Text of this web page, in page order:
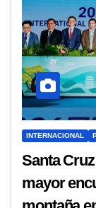
INTERNACIONAL
Santa
mayor